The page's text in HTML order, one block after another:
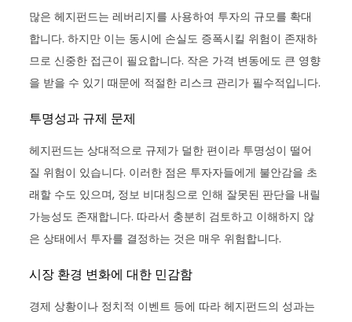
많은 헤지펀드는 레버리지를 사용하여 투자의 규모를 확대
합니다. 하지만 이는 동시에 손실도 증폭시킬 위험이 존재하
므로 신중한 접근이 필요합니다. 작은 가격 변동에도 큰 영향
을 받을 수 있기 때문에 적절한 리스크 관리가 필수적입니다.
투명성과 규제 문제
헤지펀드는 상대적으로 규제가 덜한 편이라 투명성이 떨어
질 위험이 있습니다. 이러한 점은 투자자들에게 불안감을 초
래할 수도 있으며, 정보 비대칭으로 인해 잘못된 판단을 내릴
가능성도 존재합니다. 따라서 충분히 검토하고 이해하지 않
은 상태에서 투자를 결정하는 것은 매우 위험합니다.
시장 환경 변화에 대한 민감함
경제 상황이나 정치적 이벤트 등에 따라 헤지펀드의 성과는